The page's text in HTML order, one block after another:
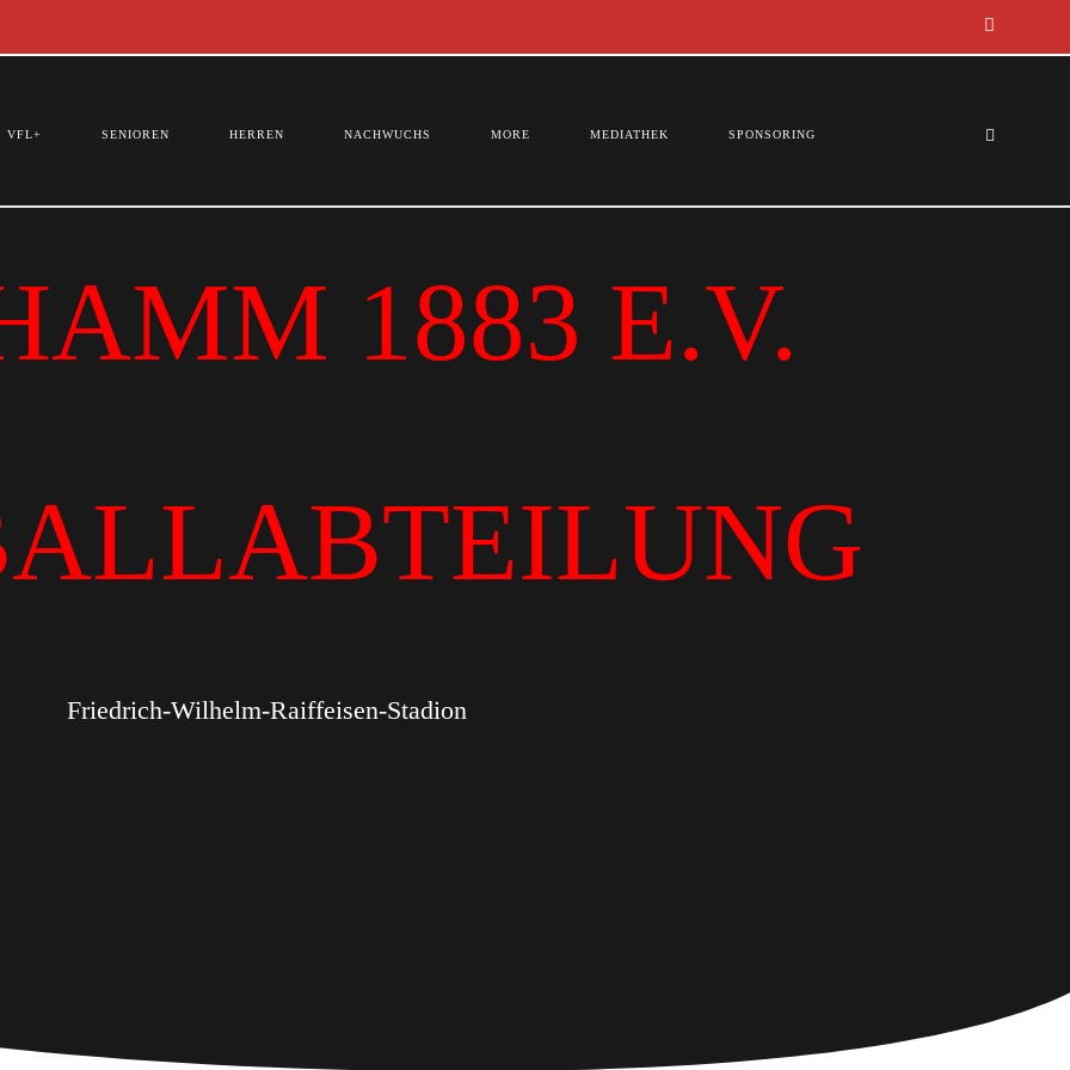
VFL+ SENIOREN HERREN NACHWUCHS MORE MEDIATHEK SPONSORING
1883 E.V.
Friedrich-Wilhelm-Raiffeisen-Stadion